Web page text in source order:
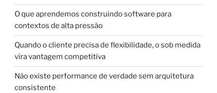
O que aprendemos construindo software para
contextos de alta pressão
Quando o cliente precisa de flexibilidade, o sob medida
vira vantagem competitiva
Não existe performance de verdade sem arquitetura
consistente